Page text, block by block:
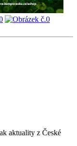
aktuality z České